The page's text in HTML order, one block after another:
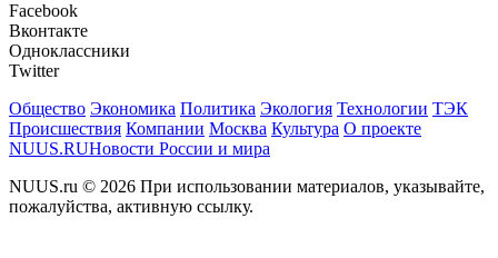
Facebook
Вконтакте
Одноклассники
Twitter
Общество Экономика Политика Экология Технологии ТЭК
Происшествия Компании Москва Культура О проекте
NUUS.RUНовости России и мира
NUUS.ru © 2026 При использовании материалов, указывайте,
пожалуйства, активную ссылку.